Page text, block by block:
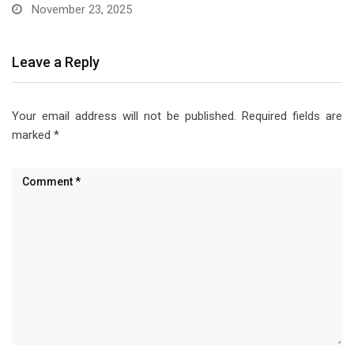
November 23, 2025
Leave a Reply
Your email address will not be published. Required fields are
marked *